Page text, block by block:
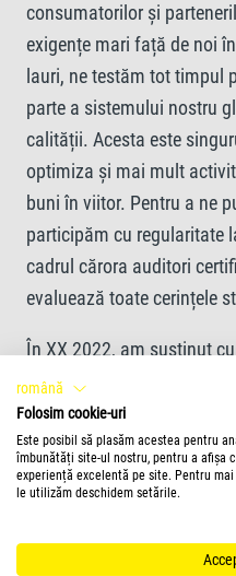
consumatorilor și
exigențe mari față de noi
lauri, ne testăm tot timpul
parte a sistemului nostru
calității. Acesta este
optimiza și mai mult
buni în viitor. Pentru a ne
participăm cu regularitate
cadrul cărora auditori
evaluează toate cerințele
În XX 2022, am susținut
supraveghere pentru a ne
versiunii 7 a standardului
audit, au fost examinate
principale:
2. Sistemul de
română
Folosim cookie-uri
Este posibil să plasăm acestea pentru
îmbunătăți site-ul nostru, pentru a afișa
experiență excelentă pe site. Pentru
le utilizăm deschidem setările.